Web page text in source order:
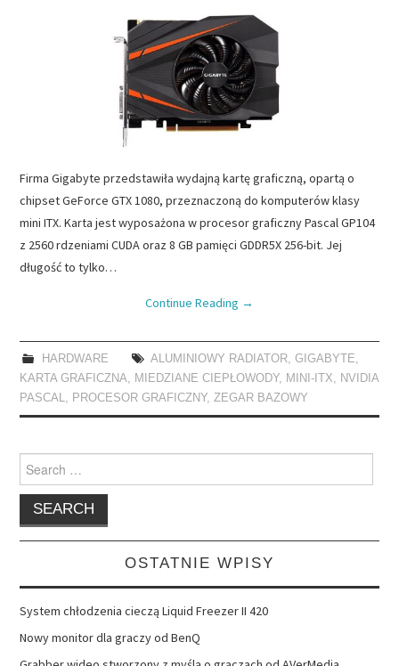
Firma Gigabyte przedstawiła wydajną kartę graficzną, opartą o
chipset GeForce GTX 1080, przeznaczoną do komputerów klasy
mini ITX. Karta jest wyposażona w procesor graficzny Pascal GP104
z 2560 rdzeniami CUDA oraz 8 GB pamięci GDDR5X 256-bit. Jej
długość to tylko…
Continue Reading →
HARDWARE ALUMINIOWY RADIATOR, GIGABYTE,
KARTA GRAFICZNA, MIEDZIANE CIEPŁOWODY, MINI-ITX, NVIDIA
PASCAL, PROCESOR GRAFICZNY,ZEGAR BAZOWY
Search
for:
OSTATNIE WPISY
System chłodzenia cieczą Liquid Freezer II 420
Nowy monitor dla graczy od BenQ